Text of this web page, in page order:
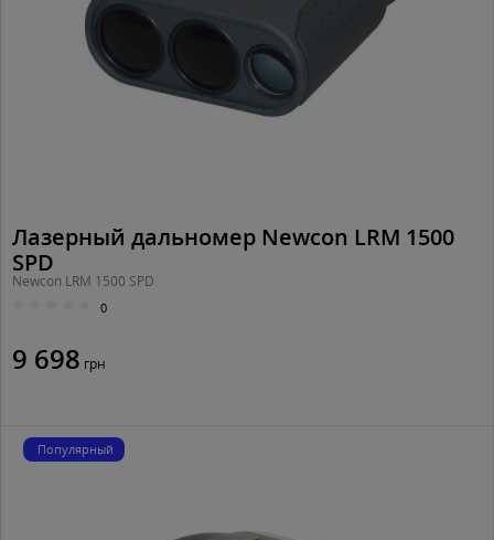
Лазерный дальномер Newcon LRM 1500
SPD
Newcon LRM 1500 SPD
0
9 698 грн
Популярный